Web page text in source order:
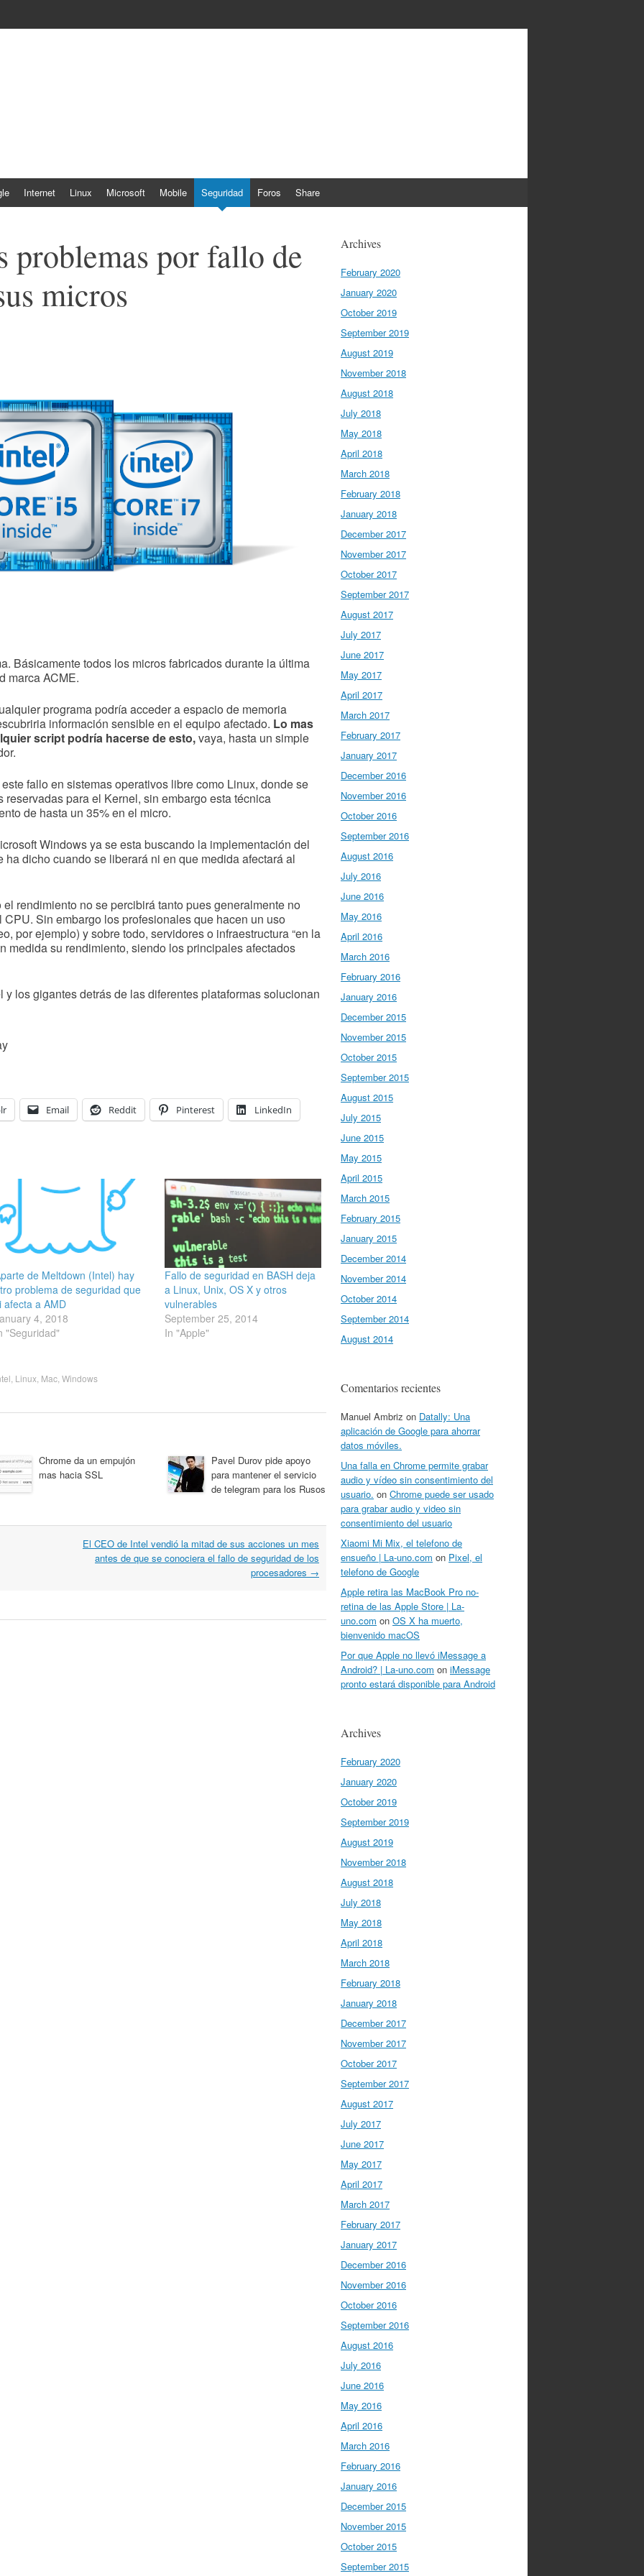
Internet Linux Microsoft Mobile Seguridad Foros Share
problemas por fallo de
micros
Básicamente todos los micros fabricados durante la última
marca ACME.
programa podría acceder a espacio de memoria
información sensible en el equipo afectado. Lo mas
script podría hacerse de esto,vaya, hasta un simple
fallo en sistemas operativos libre como Linux, donde se
para el Kernel, sin embargo esta técnica
de hasta un 35% en el micro.
Windows ya se esta buscando la implementación del
dicho cuando se liberará ni en que medida afectará al
rendimiento no se percibirá tanto pues generalmente no
Sin embargo los profesionales que hacen un uso
por ejemplo) y sobre todo, servidores o infraestructura “en la
medida su rendimiento, siendo los principales afectados
y los gigantes detrás de las diferentes plataformas solucionan
Email Reddit Pinterest LinkedIn
de Meltdown (Intel) hay
problema de seguridad que
afecta a AMD
4, 2018
"Seguridad"
Fallo de seguridad en BASH deja
a Linux, Unix, OS X y otros
vulnerables
September 25, 2014
In "Apple"
, Linux, Mac,Windows
Chrome da un empujón
mas hacia SSL
Pavel Durov pide apoyo
para mantener el servicio
de telegram para los Rusos
El CEO de Intel vendió la mitad de sus acciones un mes
antes de que se conociera el fallo de seguridad de los
procesadores →
Archives
February 2020
January 2020
October 2019
September 2019
August 2019
November 2018
August 2018
July 2018
May 2018
April 2018
March 2018
February 2018
January 2018
December 2017
November 2017
October 2017
September 2017
August 2017
July 2017
June 2017
May 2017
April 2017
March 2017
February 2017
January 2017
December 2016
November 2016
October 2016
September 2016
August 2016
July 2016
June 2016
May 2016
April 2016
March 2016
February 2016
January 2016
December 2015
November 2015
October 2015
September 2015
August 2015
July 2015
June 2015
May 2015
April 2015
March 2015
February 2015
January 2015
December 2014
November 2014
October 2014
September 2014
August 2014
Comentarios recientes
Manuel Ambriz on Datally: Una
aplicación de Google para ahorrar
datos móviles.
Una falla en Chrome permite grabar
audio y vídeo sin consentimiento del
usuario. on Chrome puede ser usado
para grabar audio y video sin
consentimiento del usuario
Xiaomi Mi Mix, el telefono de
ensueño | La-uno.com on Pixel, el
telefono de Google
Apple retira las MacBook Pro no-
retina de las Apple Store | La-
uno.com on OS X ha muerto,
bienvenido macOS
Por que Apple no llevó iMessage a
Android? | La-uno.com on iMessage
pronto estará disponible para Android
Archives
February 2020
January 2020
October 2019
September 2019
August 2019
November 2018
August 2018
July 2018
May 2018
April 2018
March 2018
February 2018
January 2018
December 2017
November 2017
October 2017
September 2017
August 2017
July 2017
June 2017
May 2017
April 2017
March 2017
February 2017
January 2017
December 2016
November 2016
October 2016
September 2016
August 2016
July 2016
June 2016
May 2016
April 2016
March 2016
February 2016
January 2016
December 2015
November 2015
October 2015
September 2015